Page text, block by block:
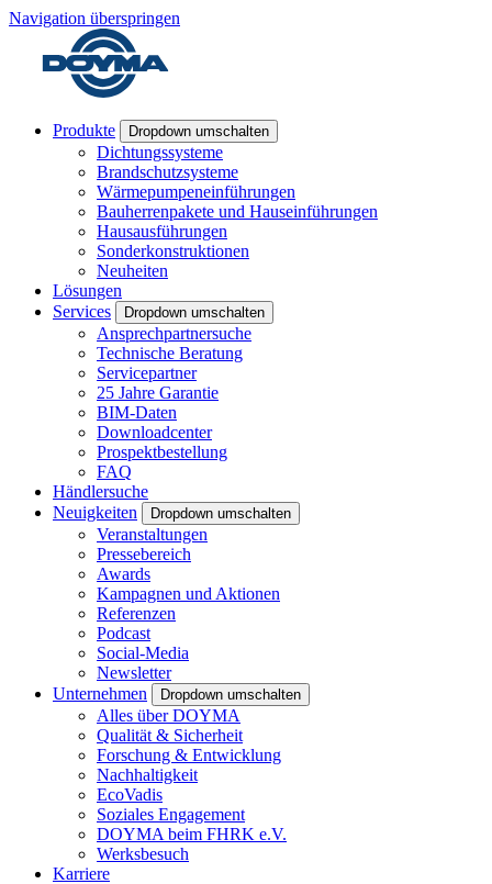
Navigation überspringen
Produkte Dropdown umschalten
Dichtungssysteme
Brandschutzsysteme
Wärmepumpeneinführungen
Bauherrenpakete und Hauseinführungen
Hausausführungen
Sonderkonstruktionen
Neuheiten
Lösungen
Services
Dropdown umschalten
Ansprechpartnersuche
Technische Beratung
Servicepartner
25 Jahre Garantie
BIM-Daten
Downloadcenter
Prospektbestellung
FAQ
Händlersuche
Neuigkeiten
Dropdown umschalten
Veranstaltungen
Pressebereich
Awards
Kampagnen und Aktionen
Referenzen
Podcast
Social-Media
Newsletter
Unternehmen
Dropdown umschalten
Alles über DOYMA
Qualität & Sicherheit
Forschung & Entwicklung
Nachhaltigkeit
EcoVadis
Soziales Engagement
DOYMA beim FHRK e.V.
Werksbesuch
Karriere